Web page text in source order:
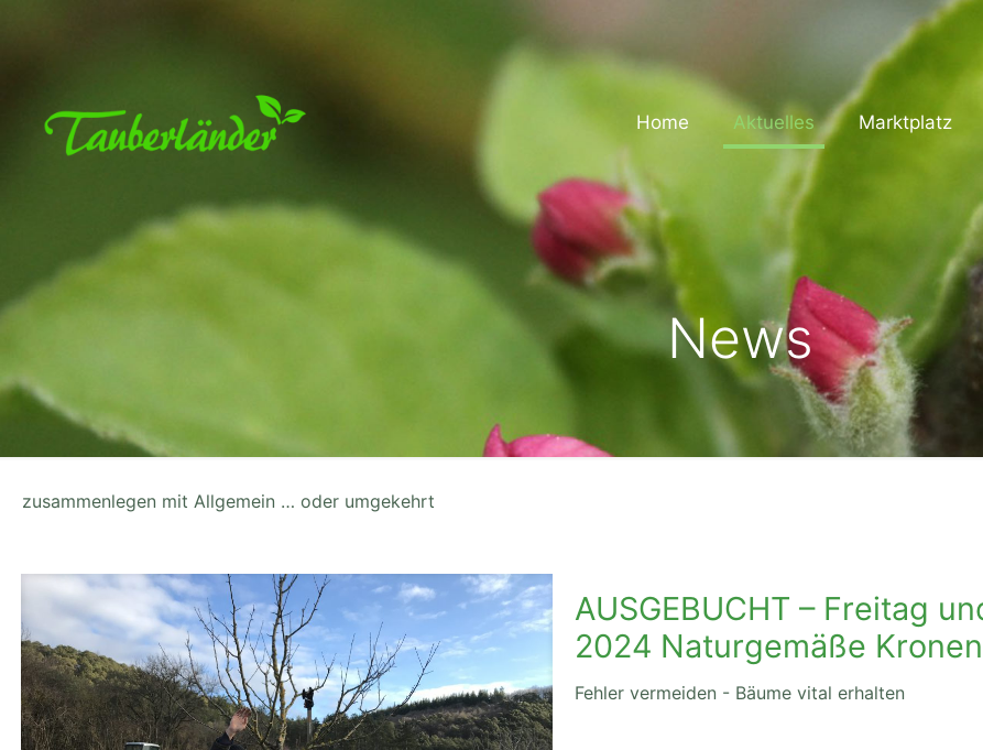
Home Aktuelles Marktplatz
News
zusammenlegen mit Allgemein … oder umgekehrt
AUSGEBUCHT – Freitag
2024 Naturgemäße
Fehler vermeiden - Bäume vital erhalten